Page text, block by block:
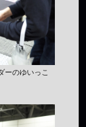
ーのゆいっこ